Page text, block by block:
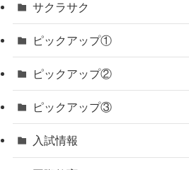
サクラサク
ピックアップ①
ピックアップ②
ピックアップ③
入試情報